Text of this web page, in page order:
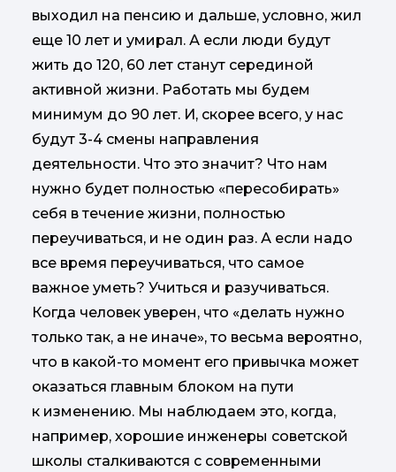
выходил на пенсию и дальше, условно, жил
еще 10 лет и умирал. А если люди будут
жить до 120, 60 лет станут серединой
активной жизни. Работать мы будем
минимум до 90 лет. И, скорее всего, у нас
будут 3-4 смены направления
деятельности. Что это значит? Что нам
нужно будет полностью «пересобирать»
себя в течение жизни, полностью
переучиваться, и не один раз. А если надо
все время переучиваться, что самое
важное уметь? Учиться и разучиваться.
Когда человек уверен, что «делать нужно
только так, а не иначе», то весьма вероятно,
что в какой-то момент его привычка может
оказаться главным блоком на пути
к изменению. Мы наблюдаем это, когда,
например, хорошие инженеры советской
школы сталкиваются с современными